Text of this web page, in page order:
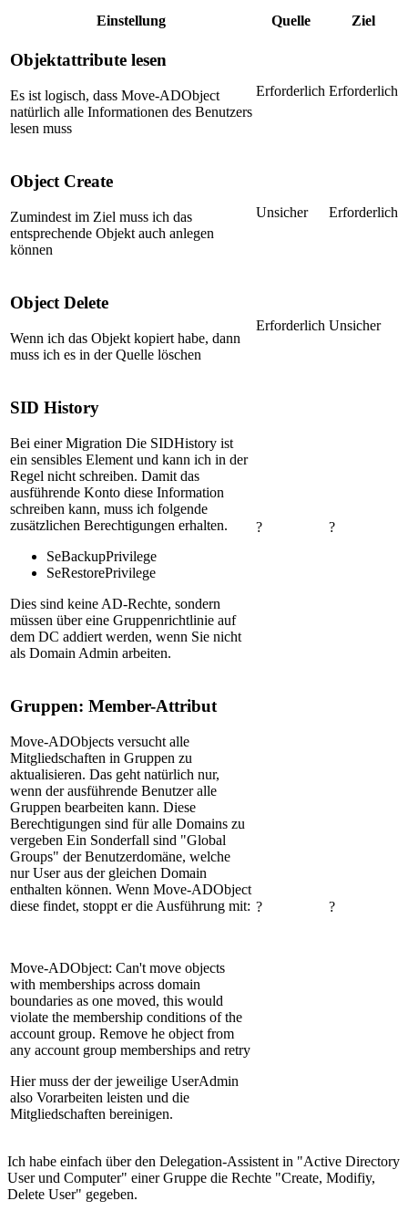
Einstellung Quelle Ziel
Objektattribute lesen
Es ist logisch, dass Move-ADObject
natürlich alle Informationen des Benutzers
lesen muss
Erforderlich Erforderlich
Object Create
Zumindest im Ziel muss ich das
entsprechende Objekt auch anlegen
können
Unsicher Erforderlich
Object Delete
Wenn ich das Objekt kopiert habe, dann
muss ich es in der Quelle löschen
Erforderlich Unsicher
SID History
Bei einer Migration Die SIDHistory ist
ein sensibles Element und kann ich in der
Regel nicht schreiben. Damit das
ausführende Konto diese Information
schreiben kann, muss ich folgende
zusätzlichen Berechtigungen erhalten.
SeBackupPrivilege
SeRestorePrivilege
Dies sind keine AD-Rechte, sondern
müssen über eine Gruppenrichtlinie auf
dem DC addiert werden, wenn Sie nicht
als Domain Admin arbeiten.
? ?
Gruppen: Member-Attribut
Move-ADObjects versucht alle
Mitgliedschaften in Gruppen zu
aktualisieren. Das geht natürlich nur,
wenn der ausführende Benutzer alle
Gruppen bearbeiten kann. Diese
Berechtigungen sind für alle Domains zu
vergeben Ein Sonderfall sind "Global
Groups" der Benutzerdomäne, welche
nur User aus der gleichen Domain
enthalten können. Wenn Move-ADObject
diese findet, stoppt er die Ausführung mit:
Move-ADObject: Can't move objects
with memberships across domain
boundaries as one moved, this would
violate the membership conditions of the
account group. Remove he object from
any account group memberships and retry
Hier muss der der jeweilige UserAdmin
also Vorarbeiten leisten und die
Mitgliedschaften bereinigen.
? ?
Ich habe einfach über den Delegation-Assistent in "Active Directory
User und Computer" einer Gruppe die Rechte "Create, Modifiy,
Delete User" gegeben.